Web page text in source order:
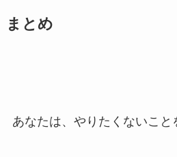
まとめ
あなたは、やりたくないこと